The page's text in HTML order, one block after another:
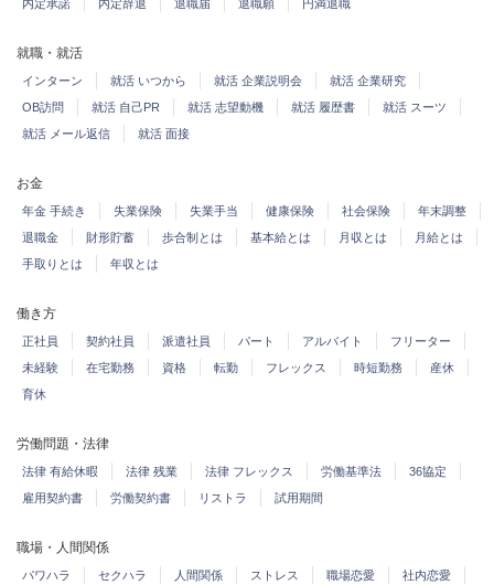
内定承諾 内定辞退 退職届 退職願 円満退職
就職・就活
インターン 就活 いつから 就活 企業説明会
就活 企業研究
OB訪問
就活 自己PR 就活 志望動機 就活 履歴書
就活 スーツ
就活 メール返信
就活 面接
お金
年金 手続き 失業保険 失業手当 健康保険 社会保険
年末調整
退職金
財形貯蓄 歩合制とは 基本給とは 月収とは
月給とは
手取りとは
年収とは
働き方
正社員 契約社員 派遣社員 パート アルバイト
フリーター
未経験
在宅勤務 資格 転勤 フレックス 時短勤務
産休
育休
労働問題・法律
法律 有給休暇 法律 残業 法律 フレックス 労働基準法
36協定
雇用契約書
労働契約書 リストラ 試用期間
職場・人間関係
パワハラ セクハラ 人間関係 ストレス 職場恋愛
社内恋愛